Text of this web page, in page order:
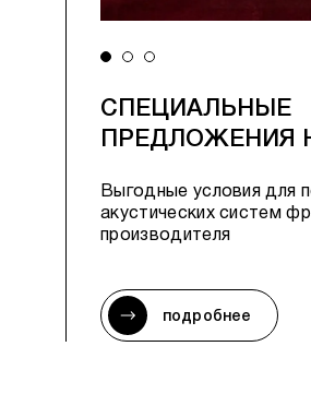
СПЕЦИАЛЬНЫЕ
ПРЕДЛОЖЕНИЯ
Выгодные условия для
акустических систем
производителя
подробнее